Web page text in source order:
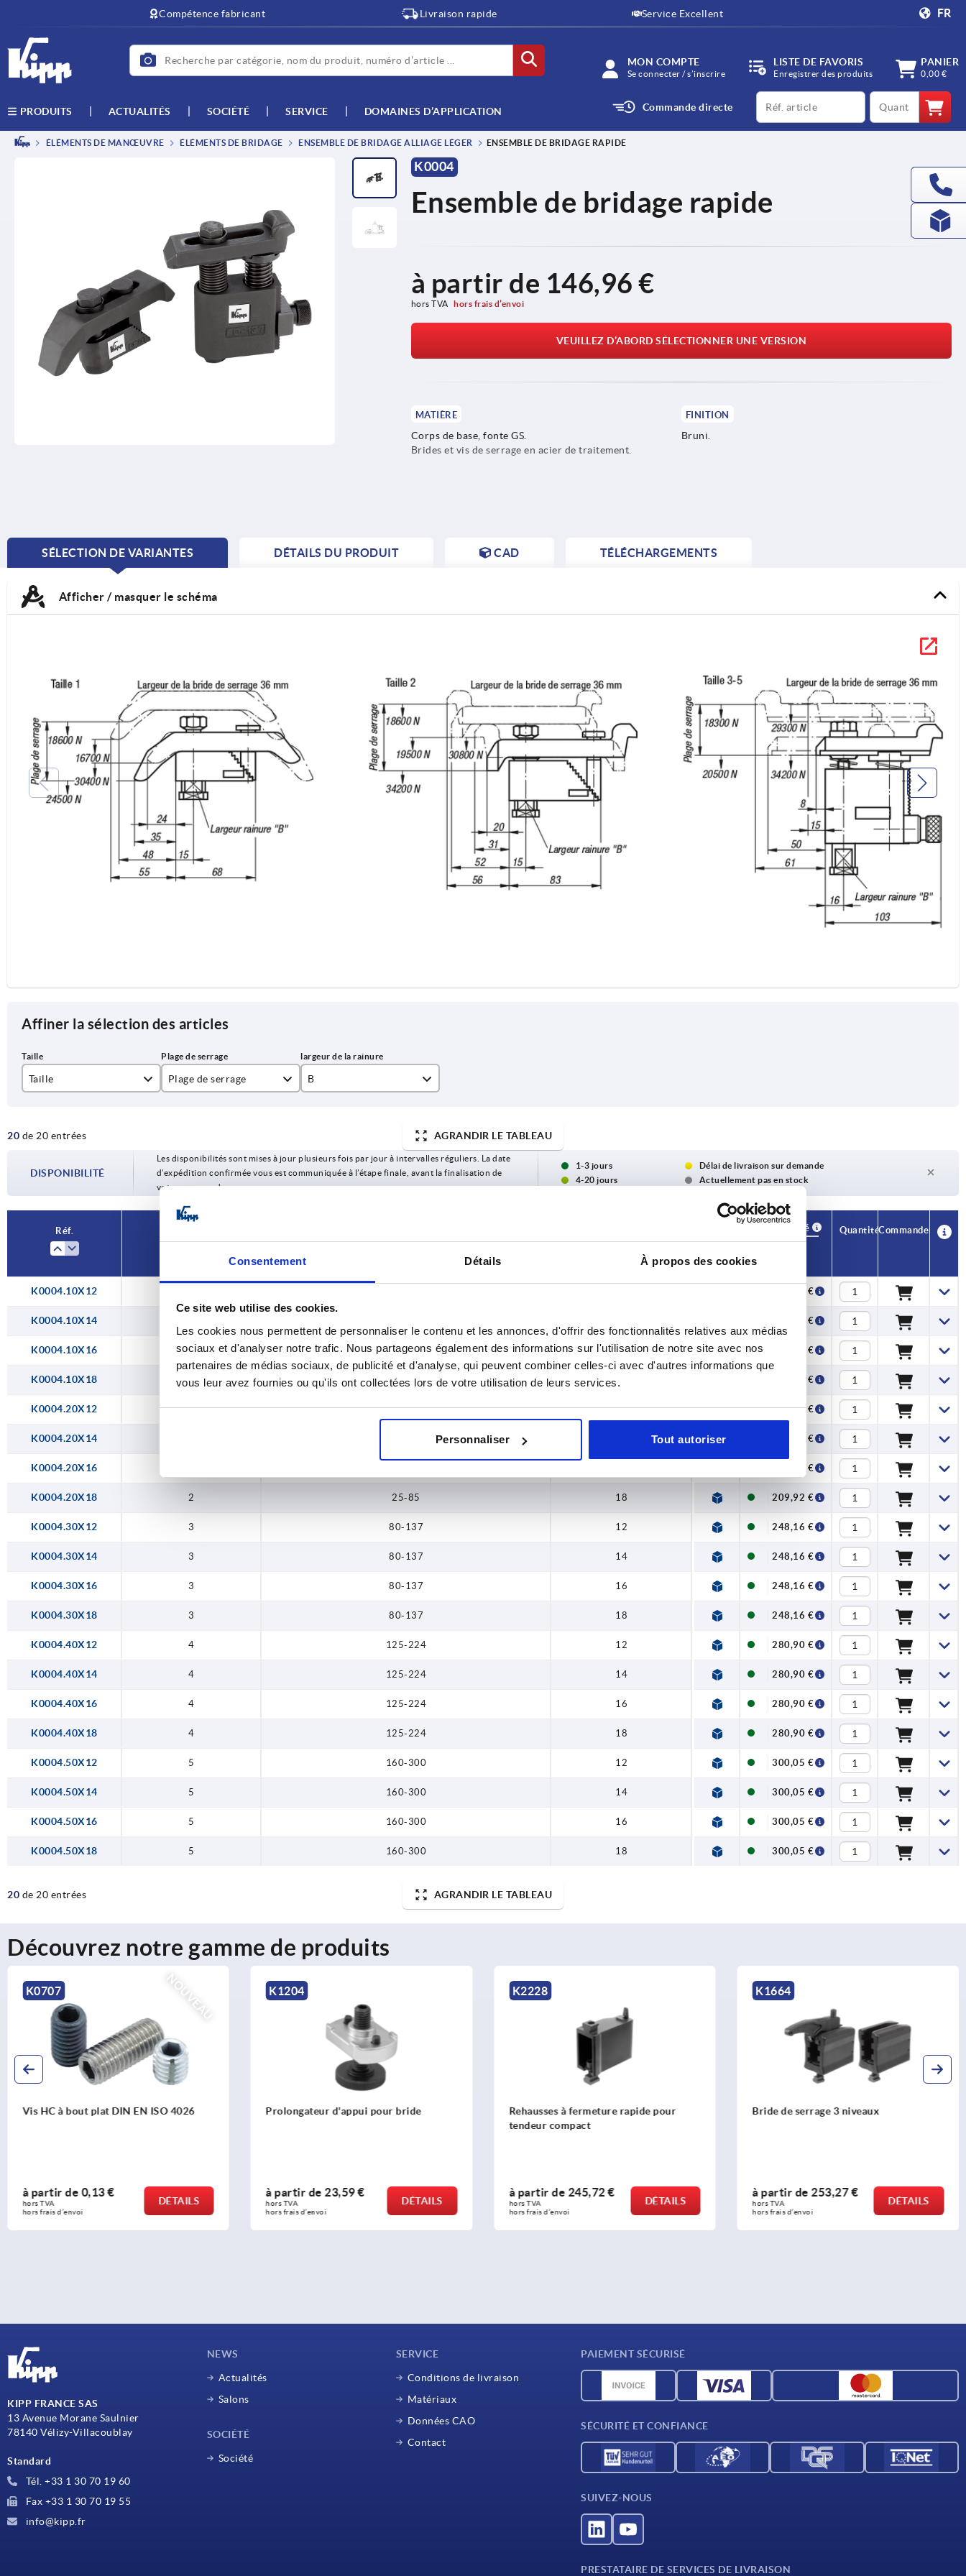
Consentement Détails À propos des cookies
Ce site web utilise des cookies.
Les cookies nous permettent de personnaliser le contenu et les annonces, d'offrir des fonctionnalités relatives aux médias
sociaux et d'analyser notre trafic. Nous partageons également des informations sur l'utilisation de notre site avec nos
partenaires de médias sociaux, de publicité et d'analyse, qui peuvent combiner celles-ci avec d'autres informations que
vous leur avez fournies ou qu'ils ont collectées lors de votre utilisation de leurs services.
Personnaliser Tout autoriser
Compétence fabricant Livraison rapide Service Excellent FR
MON COMPTE
Se connecter / s’inscrire
LISTE DE FAVORIS
Enregistrer des produits
PANIER
0,00 €
PRODUITS ACTUALITÉS SOCIÉTÉ SERVICE DOMAINES D’APPLICATION Commande directe
productCode qty
ÉLÉMENTS DE MANŒUVRE ÉLÉMENTS DE BRIDAGE ENSEMBLE DE BRIDAGE ALLIAGE LÉGER ENSEMBLE DE BRIDAGE RAPIDE
K0004
Ensemble de bridage rapide
à partir de 146,96 €
hors TVA hors frais d’envoi
VEUILLEZ D’ABORD SÉLECTIONNER UNE VERSION
MATIÈRE
Corps de base, fonte GS.
Brides et vis de serrage en acier de traitement.
FINITION
Bruni.
SÉLECTION DE VARIANTES
CURRENT
DÉTAILS DU PRODUIT CAD TÉLÉCHARGEMENTS
Afficher / masquer le schéma
Affiner la sélection des articles
Taille
2
4
Plage de serrage
80-137
160-300
B
16
20 de 20 entrées AGRANDIR LE TABLEAU
DISPONIBILITÉ
Les disponibilités sont mises à jour plusieurs fois par jour à intervalles réguliers. La date
d’expédition confirmée vous est communiquée à l’étape finale, avant la finalisation de
votre commande.
1-3 jours
Délai de livraison sur demande
4-20 jours
Actuellement pas en stock
Réf.
Taille
Plage de serrage B
Disponibilité
Prix
QuantitéCommander
K0004.10X12 146,96 €
K0004.10X14 146,96 €
K0004.10X16 1 0-35 16 146,96 €
K0004.10X18 1 0-35 18 146,96 €
K0004.20X12 2 25-85 12 209,92 €
K0004.20X14 209,92 €
K0004.20X16 209,92 €
K0004.20X18 2 25-85 18 209,92 €
K0004.30X12 3 80-137 12 248,16 €
K0004.30X14 3 80-137 14 248,16 €
K0004.30X16 3 80-137 16 248,16 €
K0004.30X18 3 80-137 18 248,16 €
K0004.40X12 4 125-224 12 280,90 €
K0004.40X14 4 125-224 14 280,90 €
K0004.40X16 4 125-224 16 280,90 €
K0004.40X18 4 125-224 18 280,90 €
K0004.50X12 5 160-300 12 300,05 €
K0004.50X14 5 160-300 14 300,05 €
K0004.50X16 5 160-300 16 300,05 €
K0004.50X18 5 160-300 18 300,05 €
20 de 20 entrées AGRANDIR LE TABLEAU
Découvrez notre gamme de produits
K1204
Prolongateur d'appui pour bride
à partir de23,59 €
hors TVA
hors frais d’envoi
DÉTAILS
K2228
Rehausses à fermeture rapide pour
à partir de245,72 €
hors TVA
hors frais d’envoi
DÉTAILS
K1664
Bride de serrage 3 niveaux
à partir de253,27 €
hors TVA
hors frais d’envoi
DÉTAILS
K0839
Bloc de bridage forme P
à partir de136,93 €
hors TVA
hors frais d’envoi
DÉTAILS
KIPP FRANCE SAS
13 Avenue Morane Saulnier
78140 Vélizy-Villacoublay
Standard
Tél. +33 1 30 70 19 60
Fax +33 1 30 70 19 55
info@kipp.fr
NEWS
Actualités
Salons
SOCIÉTÉ
Société
SERVICE
Conditions de livraison
Matériaux
Données CAO
Contact
PAIEMENT SÉCURISÉ
SÉCURITÉ ET CONFIANCE
SUIVEZ-NOUS
PRESTATAIRE DE SERVICES DE LIVRAISON